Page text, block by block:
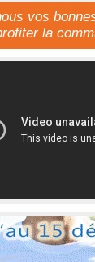
vos
la